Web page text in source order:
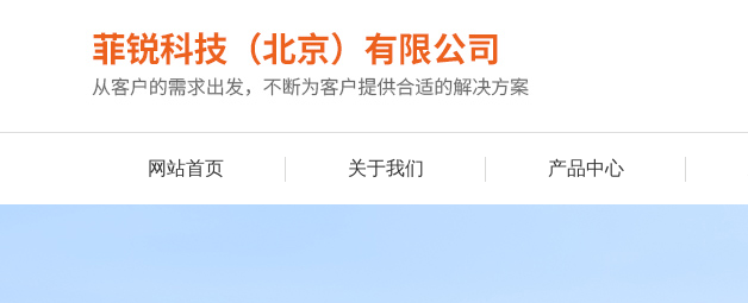
网站首页 关于我们 产品中心